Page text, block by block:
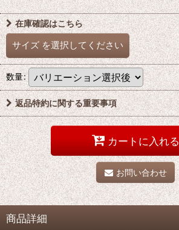
在庫確認はこちら
サイズ を選択してください
数量:
返品特約に関する重要事項
カートに入れる
お問い合わせ
商品詳細